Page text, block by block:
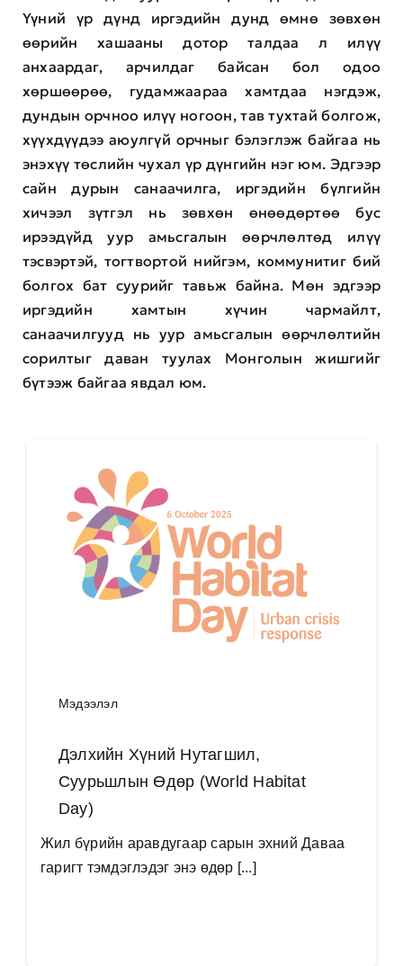
Үүний үр дүнд иргэдийн дунд өмнө зөвхөн
өөрийн хашааны дотор талдаа л илүү
анхаардаг, арчилдаг байсан бол одоо
хөршөөрөө, гудамжаараа хамтдаа нэгдэж,
дундын орчноо илүү ногоон, тав тухтай болгож,
хүүхдүүдээ аюулгүй орчныг бэлэглэж байгаа нь
энэхүү төслийн чухал үр дүнгийн нэг юм. Эдгээр
сайн дурын санаачилга, иргэдийн бүлгийн
хичээл зүтгэл нь зөвхөн өнөөдөртөө бус
ирээдүйд уур амьсгалын өөрчлөлтөд илүү
тэсвэртэй, тогтвортой нийгэм, коммунитиг бий
болгох бат суурийг тавьж байна. Мөн эдгээр
иргэдийн хамтын хүчин чармайлт,
санаачилгууд нь уур амьсгалын өөрчлөлтийн
сорилтыг даван туулах Монголын жишгийг
бүтээж байгаа явдал юм.
Мэдээлэл
Дэлхийн Хүний Нутагшил,
Суурьшлын Өдөр (World Habitat
Day)
Жил бүрийн аравдугаар сарын эхний Даваа
гаригт тэмдэглэдэг энэ өдөр [...]